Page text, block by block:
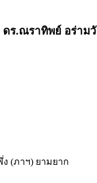
ดร.ณราทิพย์ อร่าม
(ภาฯ) ยามยาก